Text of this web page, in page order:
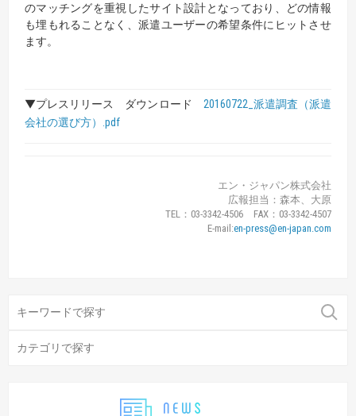
のマッチングを重視したサイト設計となっており、どの情報
も埋もれることなく、派遣ユーザーの希望条件にヒットさせ
ます。
▼プレスリリース ダウンロード 20160722_派遣調査（派遣
会社の選び方）.pdf
エン・ジャパン株式会社
広報担当：森本、大原
TEL：03-3342-4506 FAX：03-3342-4507
E-mail:en-press@en-japan.com